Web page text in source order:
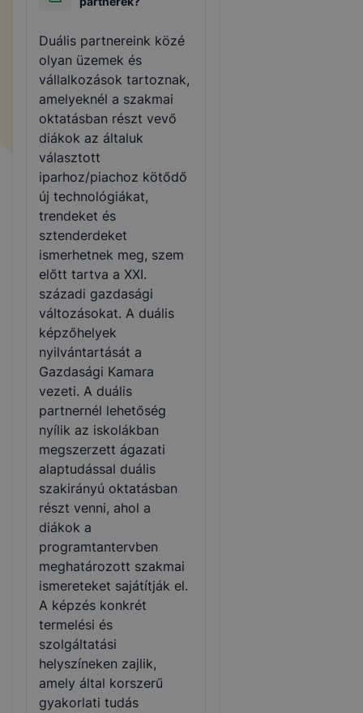
Duális partnereink közé
olyan üzemek és
vállalkozások tartoznak,
amelyeknél a szakmai
oktatásban részt vevő
diákok az általuk
választott
iparhoz/piachoz kötődő
új technológiákat,
trendeket és
sztenderdeket
ismerhetnek meg, szem
előtt tartva a XXI.
századi gazdasági
változásokat. A duális
képzőhelyek
nyilvántartását a
Gazdasági Kamara
vezeti. A duális
partnernél lehetőség
nyílik az iskolákban
megszerzett ágazati
alaptudással duális
szakirányú oktatásban
részt venni, ahol a
diákok a
programtantervben
meghatározott szakmai
ismereteket sajátítják el.
A képzés konkrét
termelési és
szolgáltatási
helyszíneken zajlik,
amely által korszerű
gyakorlati tudás